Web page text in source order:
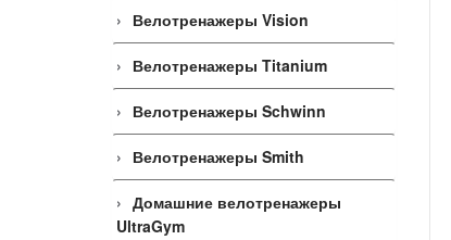
Велотренажеры Vision
Велотренажеры Titanium
Велотренажеры Schwinn
Велотренажеры Smith
Домашние велотренажеры
UltraGym